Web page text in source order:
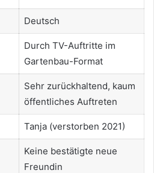
Deutsch
Durch TV-Auftritte im
Gartenbau-Format
Sehr zurückhaltend, kaum
öffentliches Auftreten
Tanja (verstorben 2021)
Keine bestätigte neue
Freundin